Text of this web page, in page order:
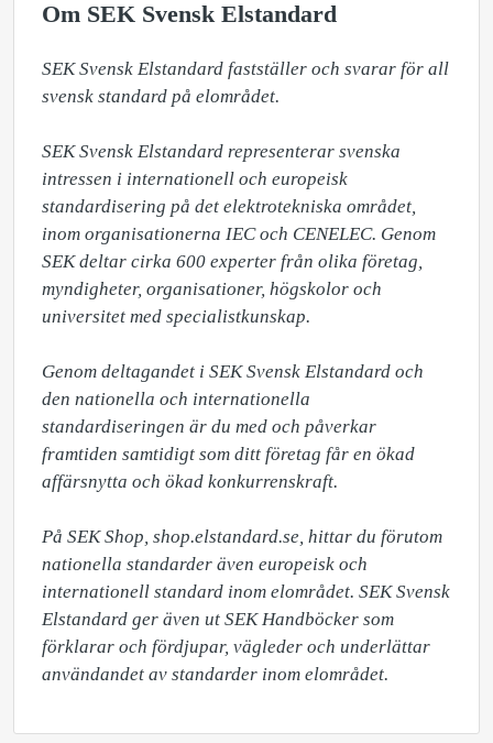
Om SEK Svensk Elstandard
SEK Svensk Elstandard fastställer och svarar för all
svensk standard på elområdet.
SEK Svensk Elstandard representerar svenska
intressen i internationell och europeisk
standardisering på det elektrotekniska området,
inom organisationerna IEC och CENELEC. Genom
SEK deltar cirka 600 experter från olika företag,
myndigheter, organisationer, högskolor och
universitet med specialistkunskap.
Genom deltagandet i SEK Svensk Elstandard och
den nationella och internationella
standardiseringen är du med och påverkar
framtiden samtidigt som ditt företag får en ökad
affärsnytta och ökad konkurrenskraft.
På SEK Shop, shop.elstandard.se, hittar du förutom
nationella standarder även europeisk och
internationell standard inom elområdet. SEK Svensk
Elstandard ger även ut SEK Handböcker som
förklarar och fördjupar, vägleder och underlättar
användandet av standarder inom elområdet.